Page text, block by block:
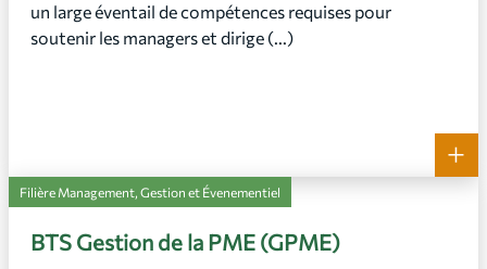
un large éventail de compétences requises pour
soutenir les managers et dirige (...)
+
Filière Management, Gestion et Évenementiel
BTS Gestion de la PME (GPME)